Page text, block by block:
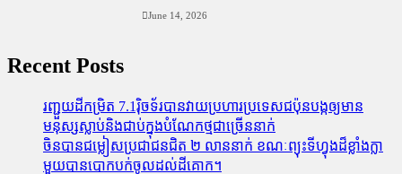
June 14, 2026
Recent Posts
រញ្ជួយដីកម្រិត​ 7.1រ៉ិចទ័របានវាយប្រហារប្រទេសជប៉ុនបង្កឲ្យមាន
មនុស្សស្លាប់​និង​ជាប់ក្នុងបំណែកថ្មជាច្រើននាក់
ចិនបានជម្លៀសប្រជាជនជិត ២ លាននាក់ ខណៈព្យុះទីហ្វុងដ៏ខ្លាំងក្លា
មួយបានបោកបក់ចូលដល់ដីគោក។